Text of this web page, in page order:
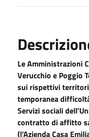
Le Amministrazioni
Verucchio e Poggio
sui rispettivi
temporanea
Servizi sociali
contratto di affitto
(l’Azienda Casa